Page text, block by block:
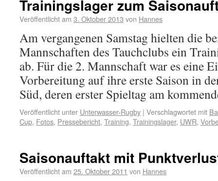
Trainingslager zum
Veröffentlicht am 3. Oktober 2013 von Hannes
Am vergangenen Samstag hielten die
Mannschaften des Tauchclubs ein
ab. Für die 2. Mannschaft war es eine
Vorbereitung auf ihre erste Saison in
Süd, deren erster Spieltag am
Veröffentlicht unter Unterwasser-Rugby | Verschlagwortet mit
Cup, Fotos, Pressebericht, Training, Trainingslager, UWR,
Saisonauftakt mit
Veröffentlicht am 25. Oktober 2011 von Hannes